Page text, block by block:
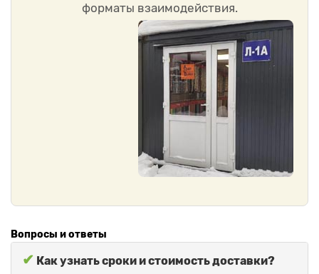
форматы взаимодействия.
Вопросы и ответы
✔ Как узнать сроки и стоимость доставки?